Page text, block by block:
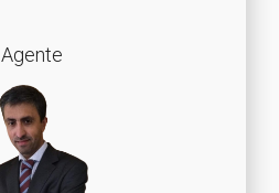
Agente